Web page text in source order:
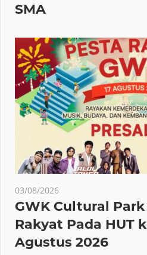
SMA
03/08/2026
GWK Cultural
Rakyat Pada HUT
Agustus 2026